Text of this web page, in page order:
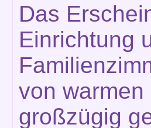
Das
Einrichtung
von
großzügig